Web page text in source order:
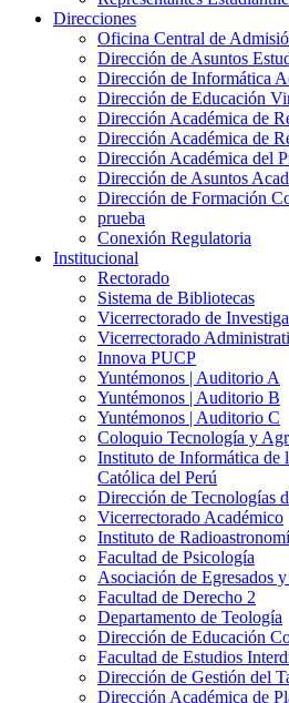
Direcciones
Oficina Central de
Dirección de Asuntos
Dirección de Informática
Dirección de Educación
Dirección Académica de
Dirección Académica de
Dirección Académica del
Dirección de Asuntos
Dirección de Formación
prueba
Conexión Regulatoria
Institucional
Rectorado
Sistema de Bibliotecas
Vicerrectorado de
Vicerrectorado
Innova PUCP
Yuntémonos | Auditorio A
Yuntémonos | Auditorio B
Yuntémonos | Auditorio C
Coloquio Tecnología y
Instituto de Informática de
Católica del Perú
Dirección de Tecnologías
Vicerrectorado Académico
Instituto de
Facultad de Psicología
Asociación de Egresados
Facultad de Derecho 2
Departamento de Teología
Dirección de Educación
Facultad de Estudios
Dirección de Gestión del
Dirección Académica de